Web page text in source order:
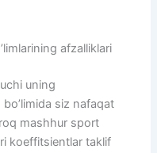
afzalliklari
uning
siz nafaqat
mashhur sport
koeffitsientlar taklif